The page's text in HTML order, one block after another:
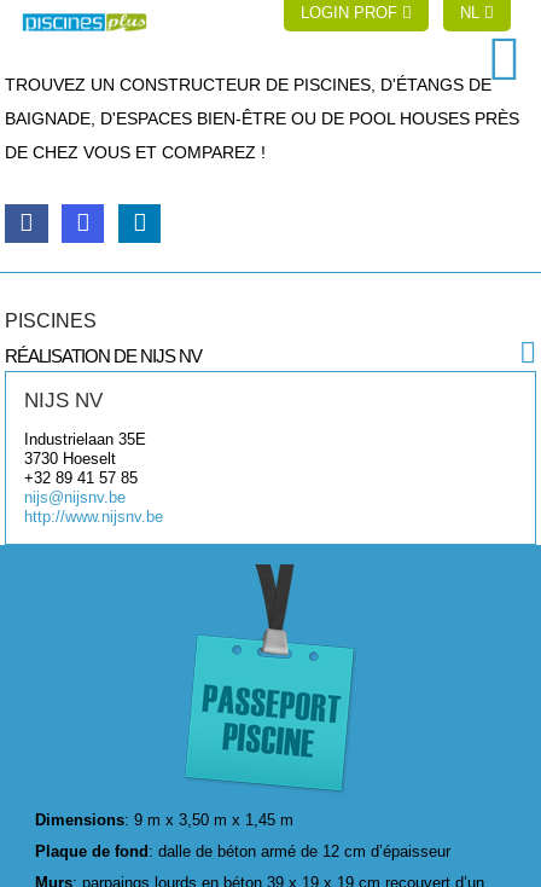
LOGIN PROF NL
TROUVEZ UN CONSTRUCTEUR DE PISCINES, D'ÉTANGS DE
BAIGNADE, D'ESPACES BIEN-ÊTRE OU DE POOL HOUSES PRÈS
DE CHEZ VOUS ET COMPAREZ !
PISCINES
RÉALISATION DE NIJS NV
NIJS NV
Industrielaan 35E
3730 Hoeselt
+32 89 41 57 85
nijs@nijsnv.be
http://www.nijsnv.be
Dimensions: 9 m x 3,50 m x 1,45 m
Plaque de fond : dalle de béton armé de 12 cm d’épaisseur
Murs: parpaings lourds en béton 39 x 19 x 19 cm recouvert d’un